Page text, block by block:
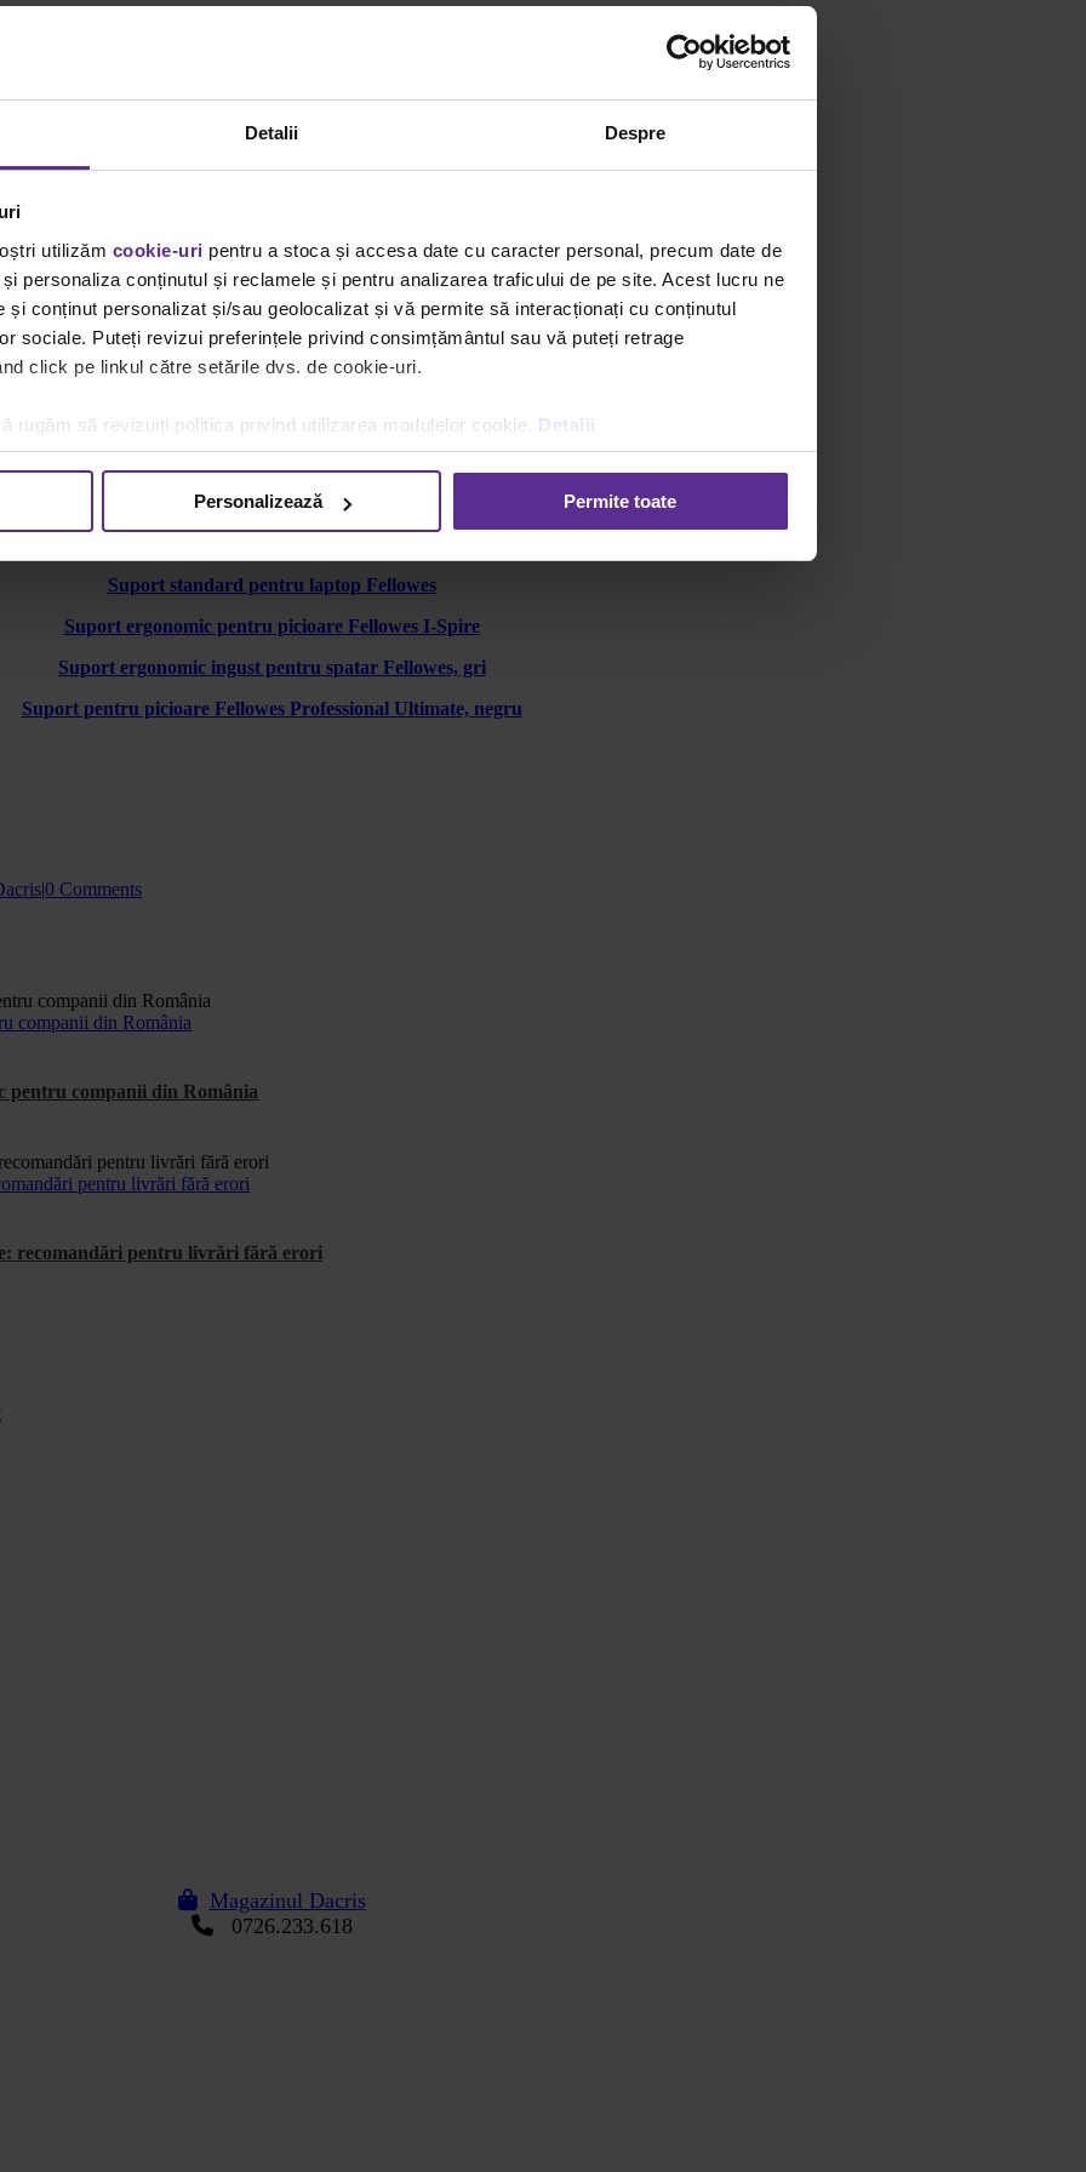
Detalii Despre
utilizăm cookie-uri pentru a stoca și accesa date cu caracter personal, precum date de
personaliza conținutul și reclamele și pentru analizarea traficului de pe site. Acest lucru ne
și conținut personalizat și/sau geolocalizat și vă permite să interacționați cu conținutul
sociale. Puteți revizui preferințele privind consimțământul sau vă puteți retrage
click pe linkul către setările dvs. de cookie-uri.
rugăm să revizuiți politica privind utilizarea modulelor cookie. Detalii
Personalizează Permite toate
Suport pentru spate Fellowes Office, negru
Suport standard pentru laptop Fellowes
Suport ergonomic pentru picioare Fellowes I-Spire
Suport ergonomic ingust pentru spatar Fellowes, gri
Suport pentru picioare Fellowes Professional Ultimate, negru
|0 Comments
companii din România
pentru companii din România
pentru livrări fără erori
recomandări pentru livrări fără erori
Magazinul Dacris
0726.233.618